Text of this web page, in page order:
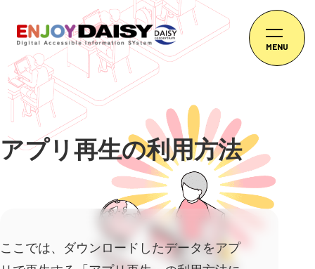
MENU
アプリ再生の利用方法
ここでは、ダウンロードしたデータをアプ